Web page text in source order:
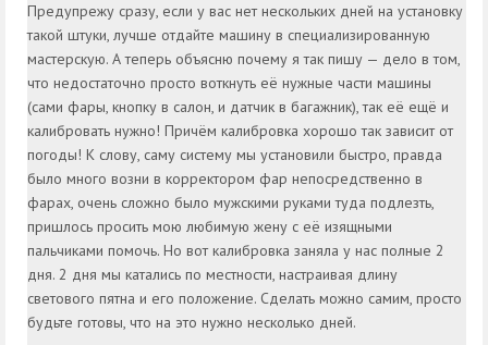
Предупрежу сразу, если у вас нет нескольких дней на установку
такой штуки, лучше отдайте машину в специализированную
мастерскую. А теперь объясню почему я так пишу — дело в том,
что недостаточно просто воткнуть её нужные части машины
(сами фары, кнопку в салон, и датчик в багажник), так её ещё и
калибровать нужно! Причём калибровка хорошо так зависит от
погоды! К слову, саму систему мы установили быстро, правда
было много возни в корректором фар непосредственно в
фарах, очень сложно было мужскими руками туда подлезть,
пришлось просить мою любимую жену с её изящными
пальчиками помочь. Но вот калибровка заняла у нас полные 2
дня. 2 дня мы катались по местности, настраивая длину
светового пятна и его положение. Сделать можно самим, просто
будьте готовы, что на это нужно несколько дней.